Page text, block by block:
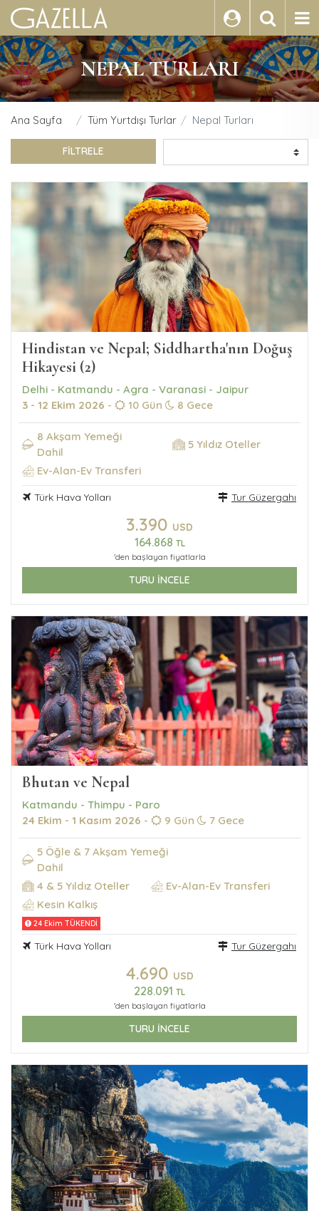
ARA
NEPAL TURLARI
Ana Sayfa Tüm Yurtdışı Turlar Nepal Turları
FİLTRELE
Hindistan ve Nepal; Siddhartha'nın Doğuş
Hikayesi (2)
Delhi - Katmandu - Agra - Varanasi - Jaipur
3 - 12 Ekim 2026 - 10 Gün 8 Gece
8 Akşam Yemeği
Dahil
5 Yıldız Oteller
Ev-Alan-Ev Transferi
Türk Hava Yolları Tur Güzergahı
3.390 USD
164.868 TL
'den başlayan fiyatlarla
TURU İNCELE
Bhutan ve Nepal
Katmandu - Thimpu - Paro
24 Ekim - 1 Kasım 2026 - 9 Gün 7 Gece
5 Öğle & 7 Akşam Yemeği
Dahil
4 & 5 Yıldız Oteller
Ev-Alan-Ev Transferi
Kesin Kalkış
24 Ekim TÜKENDİ
Türk Hava Yolları Tur Güzergahı
4.690 USD
228.091 TL
'den başlayan fiyatlarla
TURU İNCELE